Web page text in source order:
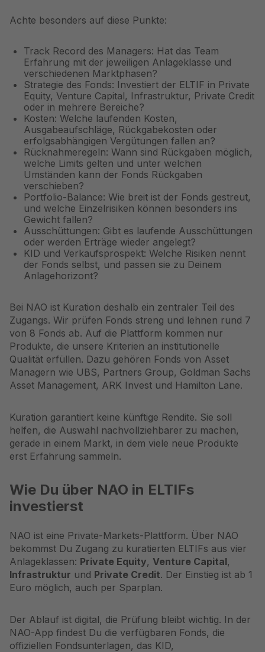
Achte besonders auf diese Punkte:
Track Record des Managers: Hat das Team
Erfahrung mit der jeweiligen Anlageklasse und
verschiedenen Marktphasen?
Strategie des Fonds: Investiert der ELTIF in Private
Equity, Venture Capital, Infrastruktur, Private Credit
oder in mehrere Bereiche?
Kosten: Welche laufenden Kosten,
Ausgabeaufschläge, Rückgabekosten oder
erfolgsabhängigen Vergütungen fallen an?
Rücknahmeregeln: Wann sind Rückgaben möglich,
welche Limits gelten und unter welchen
Umständen kann der Fonds Rückgaben
verschieben?
Portfolio-Balance: Wie breit ist der Fonds gestreut,
und welche Einzelrisiken können besonders ins
Gewicht fallen?
Ausschüttungen: Gibt es laufende Ausschüttungen
oder werden Erträge wieder angelegt?
KID und Verkaufsprospekt: Welche Risiken nennt
der Fonds selbst, und passen sie zu Deinem
Anlagehorizont?
Bei NAO ist Kuration deshalb ein zentraler Teil des
Zugangs. Wir prüfen Fonds streng und lehnen rund 7
von 8 Fonds ab. Auf die Plattform kommen nur
Produkte, die unsere Kriterien an institutionelle
Qualität erfüllen. Dazu gehören Fonds von Asset
Managern wie UBS, Partners Group, Goldman Sachs
Asset Management, ARK Invest und Hamilton Lane.
Kuration garantiert keine künftige Rendite. Sie soll
helfen, die Auswahl nachvollziehbarer zu machen,
gerade in einem Markt, in dem viele neue Produkte
erst Erfahrung sammeln.
Wie Du über NAO in ELTIFs
investierst
NAO ist eine Private-Markets-Plattform. Über NAO
bekommst Du Zugang zu kuratierten ELTIFs aus vier
Anlageklassen: Private Equity, Venture Capital,
Infrastruktur und Private Credit. Der Einstieg ist ab 1
Euro möglich, auch per Sparplan.
Der Ablauf ist digital, die Prüfung bleibt wichtig. In der
NAO-App findest Du die verfügbaren Fonds, die
offiziellen Fondsunterlagen, das KID,